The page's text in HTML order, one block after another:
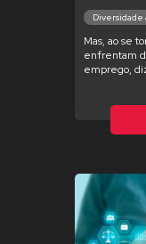
Diversidade
Mas, ao se
enfrentam
emprego,